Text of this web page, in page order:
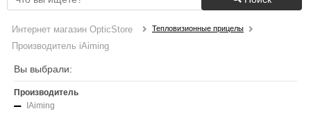
Интернет магазин OpticStore Тепловизионные прицелы
Производитель iAiming
Вы выбрали:
Производитель
IAiming